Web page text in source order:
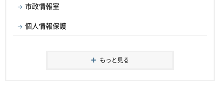
市政情報室
個人情報保護
もっと見る